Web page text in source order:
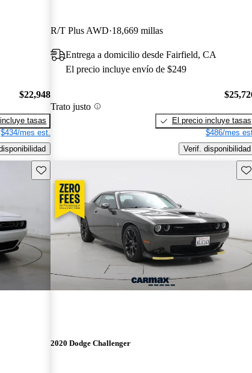
$22,948
tasas
$434/mes est.
R/T Plus AWD 18,669 millas
Entrega a domicilio desde Fairfield, CA
El precio incluye envío de $249
Trato justo
El precio incluye tasas
$486/mes
Verif. disponibilidad
Guarda este Aviso
2020 Dodge Challenger